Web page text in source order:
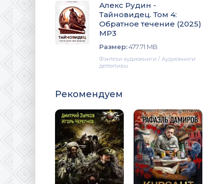
Алекс Рудин -
Тайновидец. Том 4:
Обратное течение (2025)
МР3
Размер:477.71 MB
Фэнтези аудиокниги / Аудиокниги
детективы
Рекомендуем